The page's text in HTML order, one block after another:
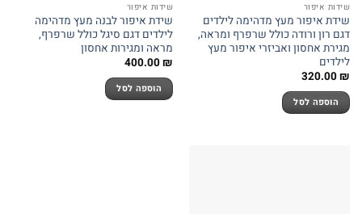
שידות איפור
שידת איפור מעץ מדהימה לילדים
דגם רון ורודה כולל שרפרף ומראה,
מגירת אחסון ואביזרי איפור מעץ
לילדים
320.00₪
הוספה לסל
שידות איפור
שידת איפור לבנה מעץ מדהימה
לילדים דגם סיגל כולל שרפרף,
מראה ומגירות אחסון
400.00₪
הוספה לסל